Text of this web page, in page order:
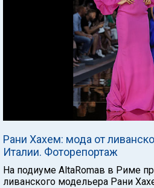
Рани Хахем: мода от
Италии. Фоторепортаж
На подиуме AltaRomaв в Риме
ливанского модельера Рани